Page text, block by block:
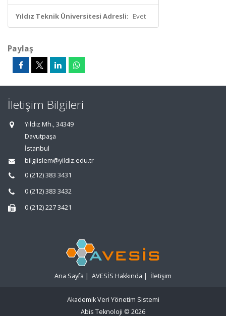
Yıldız Teknik Üniversitesi Adresli: Evet
Paylaş
İletişim Bilgileri
Yıldız Mh., 34349
Davutpaşa
İstanbul
bilgiislem@yildiz.edu.tr
0 (212) 383 3431
0 (212) 383 3432
0 (212) 227 3421
Ana Sayfa | AVESİS Hakkında | İletişim
Akademik Veri Yönetim Sistemi
Abis Teknoloji © 2026